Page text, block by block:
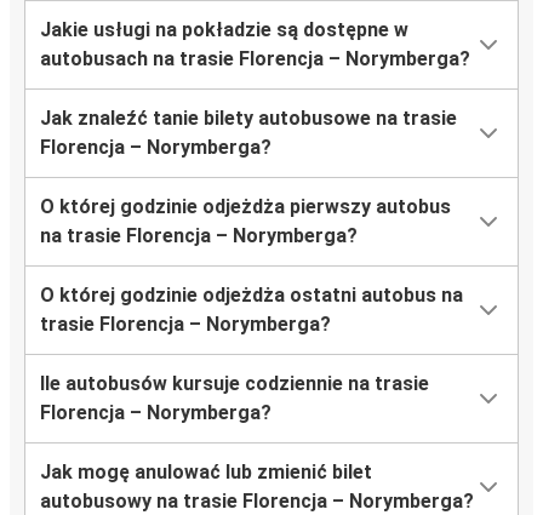
Jakie usługi na pokładzie są dostępne w
autobusach na trasie Florencja – Norymberga?
Jak znaleźć tanie bilety autobusowe na trasie
Florencja – Norymberga?
O której godzinie odjeżdża pierwszy autobus
na trasie Florencja – Norymberga?
O której godzinie odjeżdża ostatni autobus na
trasie Florencja – Norymberga?
Ile autobusów kursuje codziennie na trasie
Florencja – Norymberga?
Jak mogę anulować lub zmienić bilet
autobusowy na trasie Florencja – Norymberga?